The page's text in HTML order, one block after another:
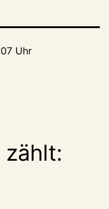
Uhr
zählt: